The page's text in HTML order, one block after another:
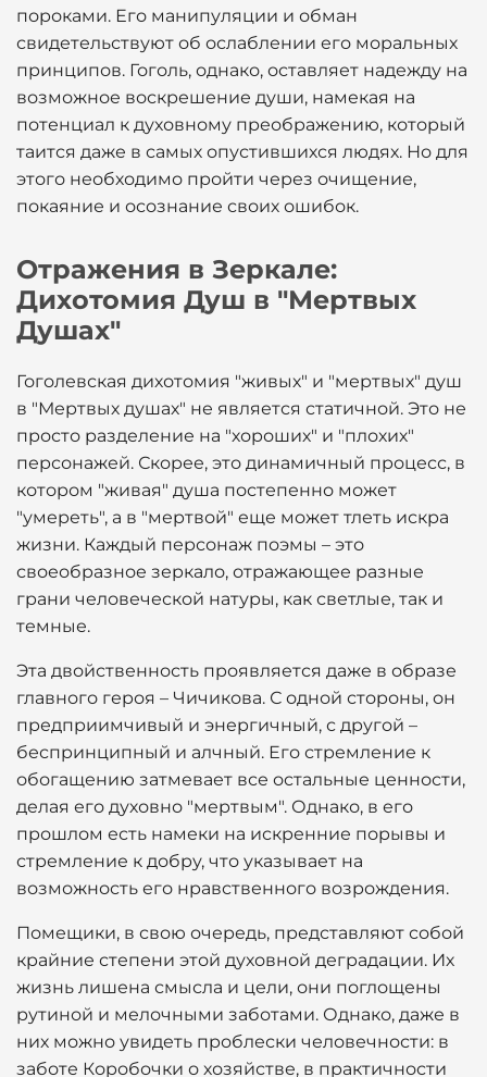
пороками. Его манипуляции и обман
свидетельствуют об ослаблении его моральных
принципов. Гоголь, однако, оставляет надежду на
возможное воскрешение души, намекая на
потенциал к духовному преображению, который
таится даже в самых опустившихся людях. Но для
этого необходимо пройти через очищение,
покаяние и осознание своих ошибок.
Отражения в Зеркале:
Дихотомия Душ в "Мертвых
Душах"
Гоголевская дихотомия "живых" и "мертвых" душ
в "Мертвых душах" не является статичной. Это не
просто разделение на "хороших" и "плохих"
персонажей. Скорее, это динамичный процесс, в
котором "живая" душа постепенно может
"умереть", а в "мертвой" еще может тлеть искра
жизни. Каждый персонаж поэмы – это
своеобразное зеркало, отражающее разные
грани человеческой натуры, как светлые, так и
темные.
Эта двойственность проявляется даже в образе
главного героя – Чичикова. С одной стороны, он
предприимчивый и энергичный, с другой –
беспринципный и алчный. Его стремление к
обогащению затмевает все остальные ценности,
делая его духовно "мертвым". Однако, в его
прошлом есть намеки на искренние порывы и
стремление к добру, что указывает на
возможность его нравственного возрождения.
Помещики, в свою очередь, представляют собой
крайние степени этой духовной деградации. Их
жизнь лишена смысла и цели, они поглощены
рутиной и мелочными заботами. Однако, даже в
них можно увидеть проблески человечности: в
заботе Коробочки о хозяйстве, в практичности